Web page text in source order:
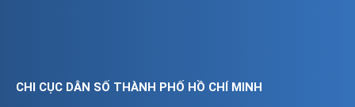
CHI CỤC DÂN SỐ THÀNH PHỐ HỒ CHÍ MINH